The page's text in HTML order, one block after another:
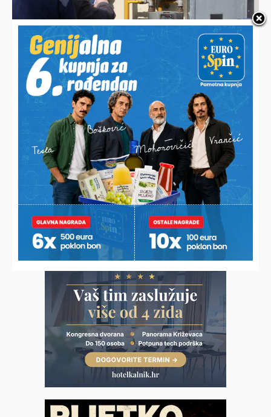
PRESPAJA SE PLINOVOD
Stanovnici 19 ulica mogli bi biti bez plina i do 36 sati
HALO, PODRAVSKI!
Već pola godine žive u strahu, boje se izlaziti iz vlastitih
domova i na rubu su očaja